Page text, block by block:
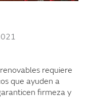
requiere
que ayuden a
firmeza y